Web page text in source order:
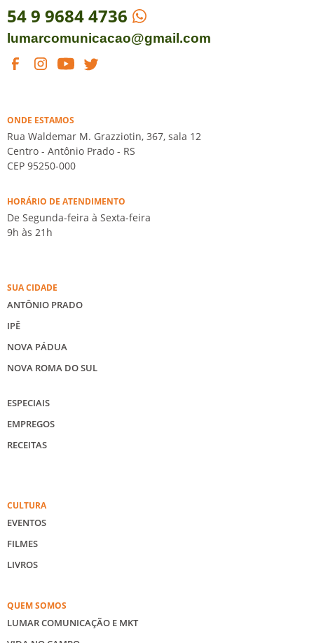
54 9 9684 4736
lumarcomunicacao@gmail.com
ONDE ESTAMOS
Rua Waldemar M. Grazziotin, 367, sala 12
Centro - Antônio Prado - RS
CEP 95250-000
HORÁRIO DE ATENDIMENTO
De Segunda-feira à Sexta-feira
9h às 21h
SUA CIDADE
ANTÔNIO PRADO
IPÊ
NOVA PÁDUA
NOVA ROMA DO SUL
ESPECIAIS
EMPREGOS
RECEITAS
CULTURA
EVENTOS
FILMES
LIVROS
QUEM SOMOS
LUMAR COMUNICAÇÃO E MKT